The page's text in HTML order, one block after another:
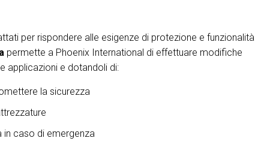
per rispondere alle esigenze di protezione e funzionalità
permette a Phoenix International di effettuare modifiche
applicazioni e dotandoli di:
la sicurezza
in caso di emergenza